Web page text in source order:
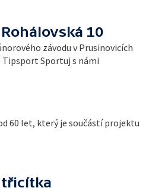
10
závodu v Prusinovicích
Sportuj s námi
60 let, který je součástí projektu
třicítka